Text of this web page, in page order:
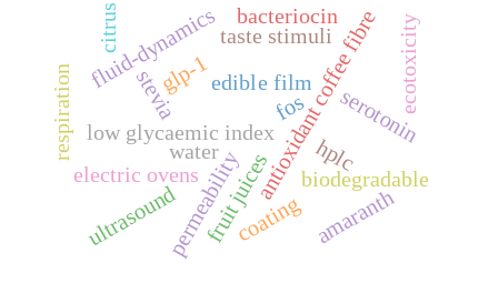
antioxidant coffee fibre
fos
glp-1
low glycaemic index serotonin
stevia
coating
edible film
biodegradable
permeability
respiration
fruit juices
electric ovens
fluid-dynamics
amaranth
taste stimuli
ultrasound
ecotoxicity
bacteriocin
water
citrus
hplc